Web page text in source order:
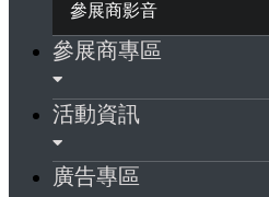
參展商影音
參展商專區
活動資訊
廣告專區